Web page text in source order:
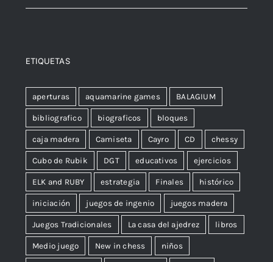
ETIQUETAS
aperturas aquamarine games BALAGIUM
bibliografico biograficos bloques
caja madera Camiseta Cayro CD chessy
Cubo de Rubik DGT educativos ejercicios
ELK and RUBY estrategia Finales histórico
iniciación juegos de ingenio juegos madera
Juegos Tradicionales La casa del ajedrez libros
Medio juego New in chess niños